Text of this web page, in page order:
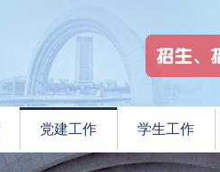
党建工作 学生工作